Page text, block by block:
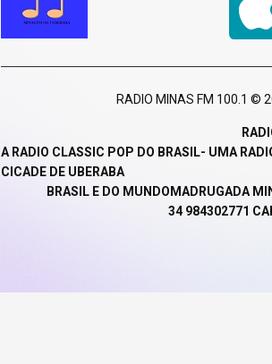
RADIO MINAS FM 100.1 ©
A RADIO CLASSIC POP DO BRASIL- UMA
CICADE DE UBERABA
BRASIL E DO MUNDO MADRUGADA
34 984302771